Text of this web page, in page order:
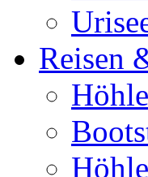
Reisen